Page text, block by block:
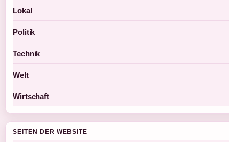
Lokal
Politik
Technik
Welt
Wirtschaft
SEITEN DER WEBSITE